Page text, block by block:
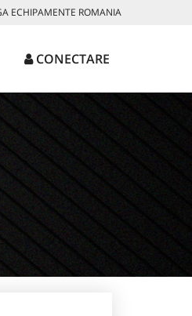
ECHIPAMENTE ROMANIA
CONECTARE